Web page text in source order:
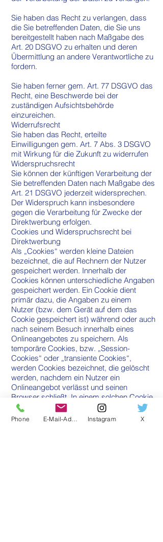
Sie haben das Recht zu verlangen, dass
die Sie betreffenden Daten, die Sie uns
bereitgestellt haben nach Maßgabe des
Art. 20 DSGVO zu erhalten und deren
Übermittlung an andere Verantwortliche zu
fordern.
Sie haben ferner gem. Art. 77 DSGVO das
Recht, eine Beschwerde bei der
zuständigen Aufsichtsbehörde
einzureichen.
Widerrufsrecht
Sie haben das Recht, erteilte
Einwilligungen gem. Art. 7 Abs. 3 DSGVO
mit Wirkung für die Zukunft zu widerrufen
Widerspruchsrecht
Sie können der künftigen Verarbeitung der
Sie betreffenden Daten nach Maßgabe des
Art. 21 DSGVO jederzeit widersprechen.
Der Widerspruch kann insbesondere
gegen die Verarbeitung für Zwecke der
Direktwerbung erfolgen.
Cookies und Widerspruchsrecht bei
Direktwerbung
Als „Cookies“ werden kleine Dateien
bezeichnet, die auf Rechnern der Nutzer
gespeichert werden. Innerhalb der
Cookies können unterschiedliche Angaben
gespeichert werden. Ein Cookie dient
primär dazu, die Angaben zu einem
Nutzer (bzw. dem Gerät auf dem das
Cookie gespeichert ist) während oder auch
nach seinem Besuch innerhalb eines
Onlineangebotes zu speichern. Als
temporäre Cookies, bzw. „Session-
Cookies“ oder „transiente Cookies“,
werden Cookies bezeichnet, die gelöscht
werden, nachdem ein Nutzer ein
Onlineangebot verlässt und seinen
Browser schließt. In einem solchen Cookie
kann z.B. der Inhalt eines Warenkorbs in
einem Onlineshop oder ein Login-Staus
gespeichert werden. Als „permanent“ oder
Phone E-Mail-Adresse Instagram X